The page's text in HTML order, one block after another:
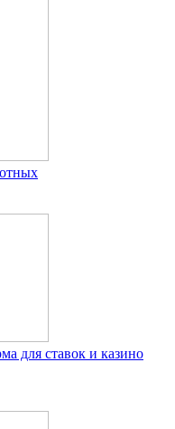
для ставок и казино